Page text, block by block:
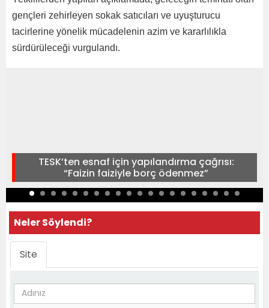
gençleri zehirleyen sokak satıcıları ve uyuşturucu
tacirlerine yönelik mücadelenin azim ve kararlılıkla
sürdürüleceği vurgulandı.
TESK’ten esnaf için yapılandırma çağrısı:
“Faizin faiziyle borç ödenmez”
Neler Söylendi?
Site